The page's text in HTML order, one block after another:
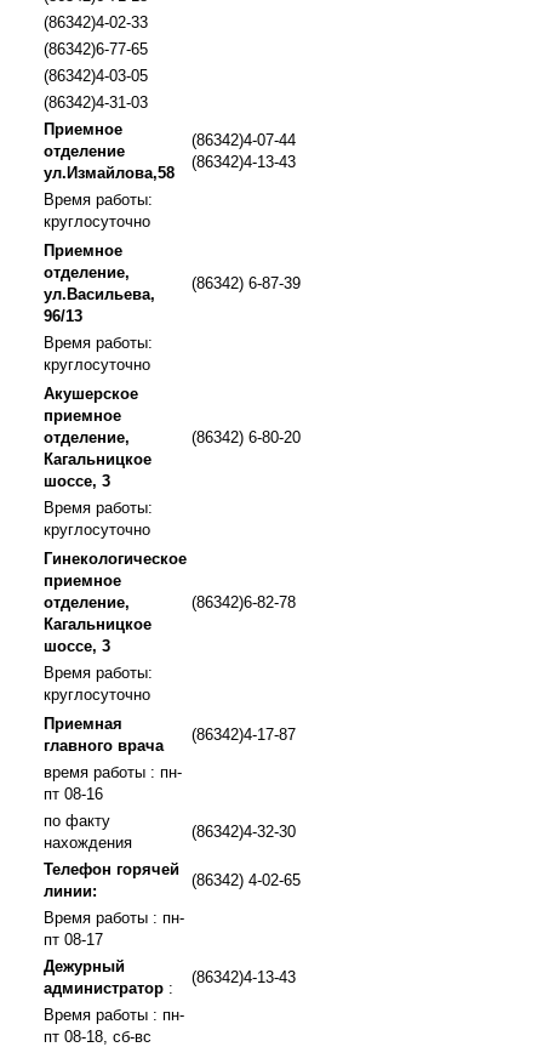
(86342)4-02-33
(86342)6-77-65
(86342)4-03-05
(86342)4-31-03
Приемное
отделение
ул.Измайлова,58
(86342)4-07-44
(86342)4-13-43
Время работы:
круглосуточно
Приемное
отделение,
ул.Васильева,
96/13
(86342) 6-87-39
Время работы:
круглосуточно
Акушерское
приемное
отделение,
Кагальницкое
шоссе, 3
(86342) 6-80-20
Время работы:
круглосуточно
Гинекологическое
приемное
отделение,
Кагальницкое
шоссе, 3
(86342)6-82-78
Время работы:
круглосуточно
Приемная
главного врача
(86342)4-17-87
время работы : пн-
пт 08-16
по факту
нахождения
(86342)4-32-30
Телефон горячей
линии:
(86342) 4-02-65
Время работы : пн-
пт 08-17
Дежурный
администратор :
(86342)4-13-43
Время работы : пн-
пт 08-18, сб-вс